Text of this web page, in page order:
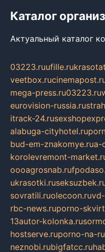
Каталог
Актуальный каталог
03223.ruufille.ru
veetbox.ru
mega-press.ru03223.ru
eurovision-russia.ru
itrack-24.ru
alabuga-cityhotel.ru
bud-em-znakomye.rua-
korolevremont-
oooagrosnab.ru
ukrasotki.ru
sovratili.ruolecoon.ru
rbc-news.ruporno-
13autor-kolonka.ru
hostserve.ruporno-na-
neznobi.rubigfatcc.ru